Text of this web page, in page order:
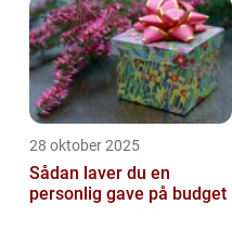
28 oktober 2025
Sådan laver du en
personlig gave på budget